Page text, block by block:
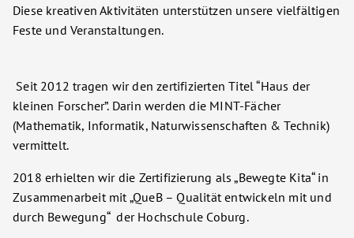
Diese kreativen Aktivitäten unterstützen unsere vielfältigen
Feste und Veranstaltungen.
Seit 2012 tragen wir den zertifizierten Titel “Haus der
kleinen Forscher”. Darin werden die MINT-Fächer
(Mathematik, Informatik, Naturwissenschaften & Technik)
vermittelt.
2018 erhielten wir die Zertifizierung als „Bewegte Kita“ in
Zusammenarbeit mit „QueB – Qualität entwickeln mit und
durch Bewegung“ der Hochschule Coburg.